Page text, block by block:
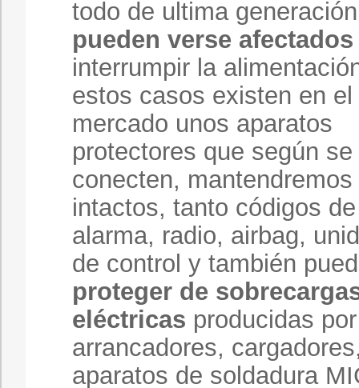
todo de ultima generación
pueden verse afectados
interrumpir la
estos casos existen en el
mercado unos aparatos
protectores que según se
conecten, mantendremos
intactos, tanto códigos de
alarma, radio, airbag,
de control y también
proteger de
eléctricas producidas por
arrancadores,
aparatos de soldadura